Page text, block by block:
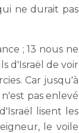
ne durait pas
; 13 nous ne
d'Israël de voir
Car jusqu'à
pas enlevé
lisent les
le voile